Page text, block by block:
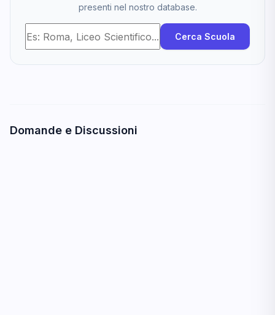
presenti nel nostro database.
Cerca Scuola
Domande e Discussioni